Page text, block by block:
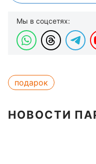
Мы в соцсетях:
подарок
НОВОСТИ